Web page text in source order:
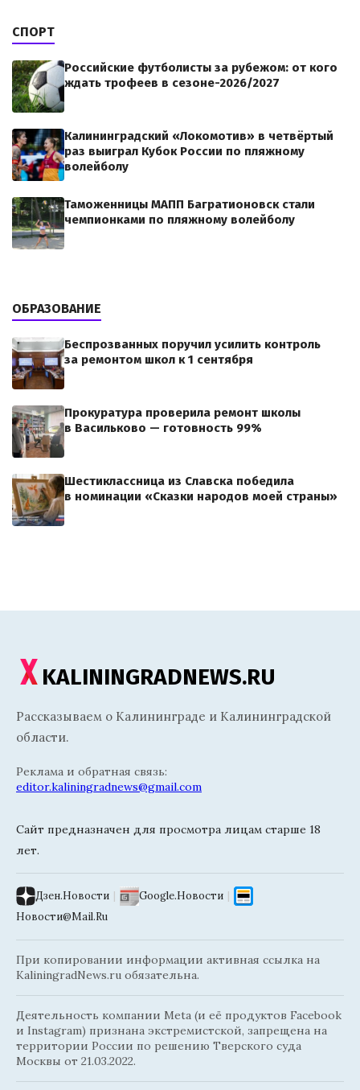
СПОРТ
Российские футболисты за рубежом: от кого
ждать трофеев в сезоне-2026/2027
Калининградский «Локомотив» в четвёртый
раз выиграл Кубок России по пляжному
волейболу
Таможенницы МАПП Багратионовск стали
чемпионками по пляжному волейболу
ОБРАЗОВАНИЕ
Беспрозванных поручил усилить контроль
за ремонтом школ к 1 сентября
Прокуратура проверила ремонт школы
в Васильково — готовность 99%
Шестиклассница из Славска победила
в номинации «Сказки народов моей страны»
KALININGRADNEWS.RU
Рассказываем о Калининграде и Калининградской
области.
Реклама и обратная связь:
editor.kaliningradnews@gmail.com
Сайт предназначен для просмотра лицам старше 18
лет.
Дзен.Новости | Google.Новости |
Новости@Mail.Ru
При копировании информации активная ссылка на
KaliningradNews.ru обязательна.
Деятельность компании Meta (и её продуктов Facebook
и Instagram) признана экстремистской, запрещена на
территории России по решению Тверского суда
Москвы от 21.03.2022.